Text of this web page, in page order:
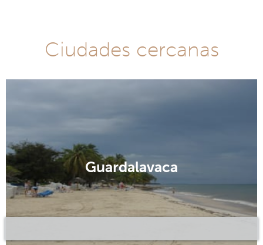
Ciudades cercanas
Guardalavaca